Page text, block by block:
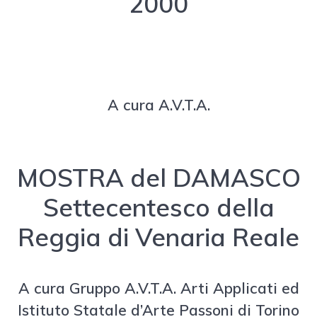
A cura A.V.T.A.
MOSTRA del DAMASCO
Settecentesco della
Reggia di Venaria Reale
A cura Gruppo A.V.T.A. Arti Applicati ed
Istituto Statale d’Arte Passoni di Torino